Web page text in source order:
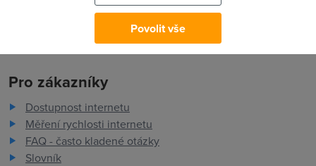
Pro zákazníky
Dostupnost internetu
Měření rychlosti internetu
FAQ - často kladené otázky
Slovník
Povolit vše